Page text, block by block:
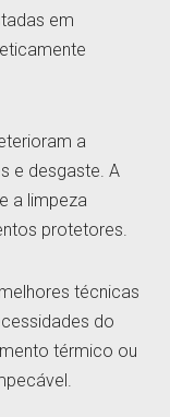
em
a
e desgaste. A
a limpeza
protetores.
técnicas
do
térmico ou